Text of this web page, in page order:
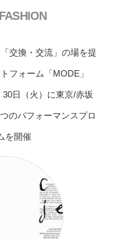
交換・交流」の場を提
フォーム「MODE」
日（火）に東京/赤坂
のパフォーマンスプロ
を開催